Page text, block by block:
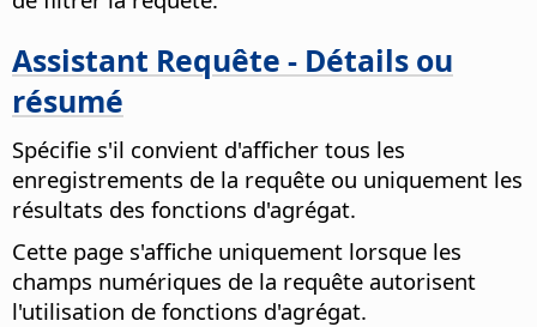
Assistant Requête - Détails ou
résumé
Spécifie s'il convient d'afficher tous les
enregistrements de la requête ou uniquement les
résultats des fonctions d'agrégat.
Cette page s'affiche uniquement lorsque les
champs numériques de la requête autorisent
l'utilisation de fonctions d'agrégat.